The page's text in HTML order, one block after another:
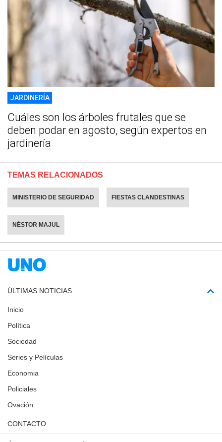
JARDINERÍA
Cuáles son los árboles frutales que se
deben podar en agosto, según expertos en
jardinería
TEMAS RELACIONADOS
MINISTERIO DE SEGURIDAD FIESTAS CLANDESTINAS
NÉSTOR MAJUL
ÚLTIMAS NOTICIAS
Inicio
Política
Sociedad
Series y Películas
Economia
Policiales
Ovación
CONTACTO